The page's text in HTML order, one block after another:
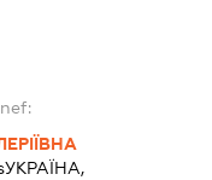
УКРАЇНА,